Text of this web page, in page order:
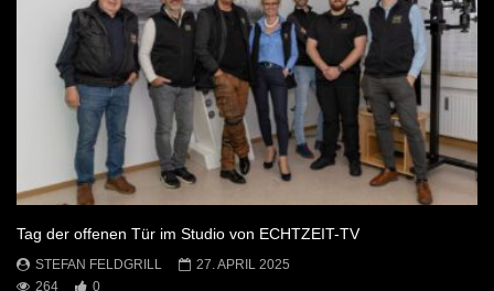
Tag der offenen Tür im Studio von ECHTZEIT-TV
STEFAN FELDGRILL
27. APRIL 2025
264
0